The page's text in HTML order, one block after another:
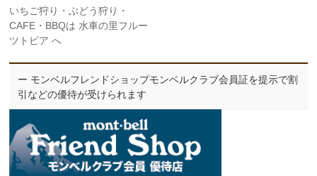
いちご狩り・ぶどう狩り・
CAFE・BBQは 水車の里フルー
ツトピア へ
ー モンベルフレンドショップモンベルクラブ会員証を提示で割
引などの優待が受けられます